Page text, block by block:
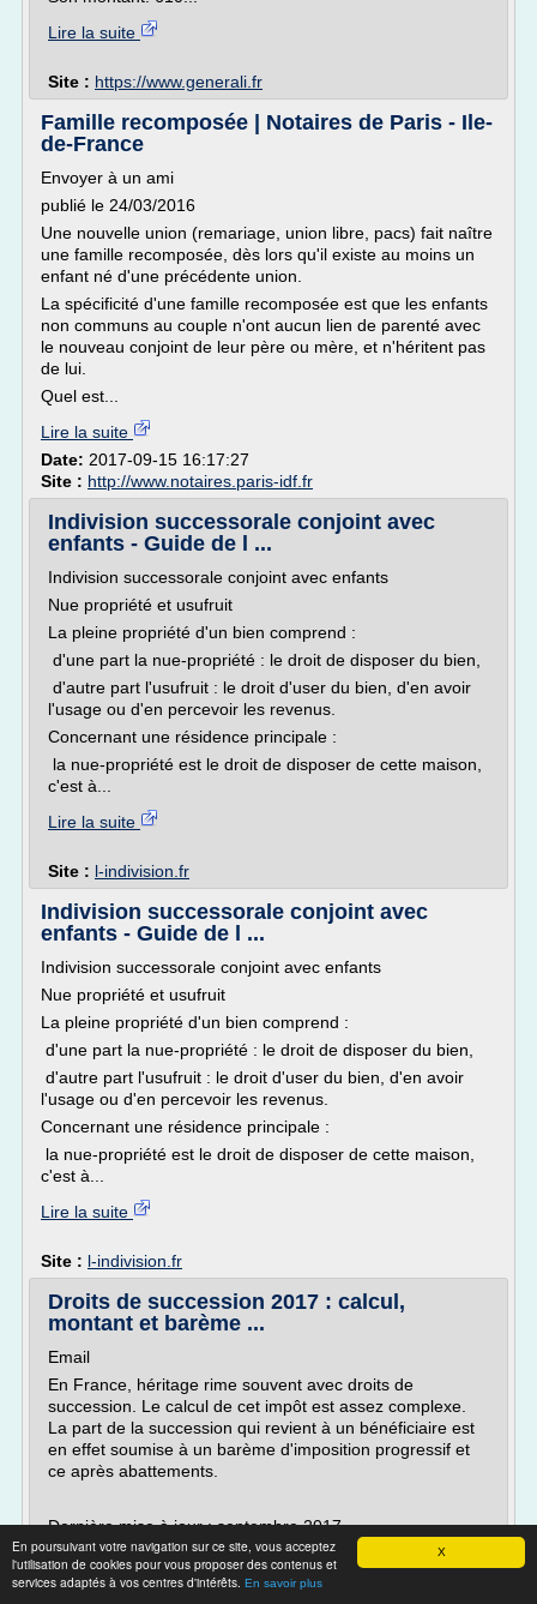
X
En poursuivant votre navigation sur ce site, vous acceptez
l'utilisation de cookies pour vous proposer des contenus et
services adaptés à vos centres d'intérêts. En savoir plus
Lire la suite
Site : https://www.generali.fr
Famille recomposée | Notaires de Paris - Ile-
de-France
Envoyer à un ami
publié le 24/03/2016
Une nouvelle union (remariage, union libre, pacs) fait naître
une famille recomposée, dès lors qu'il existe au moins un
enfant né d'une précédente union.
La spécificité d'une famille recomposée est que les enfants
non communs au couple n'ont aucun lien de parenté avec
le nouveau conjoint de leur père ou mère, et n'héritent pas
de lui.
Quel est...
Lire la suite
Date: 2017-09-15 16:17:27
Site : http://www.notaires.paris-idf.fr
Indivision successorale conjoint avec
enfants - Guide de l ...
Indivision successorale conjoint avec enfants
Nue propriété et usufruit
La pleine propriété d'un bien comprend :
d'une part la nue-propriété : le droit de disposer du bien,
d'autre part l'usufruit : le droit d'user du bien, d'en avoir
l'usage ou d'en percevoir les revenus.
Concernant une résidence principale :
la nue-propriété est le droit de disposer de cette maison,
c'est à...
Lire la suite
Site : l-indivision.fr
Indivision successorale conjoint avec
enfants - Guide de l ...
Indivision successorale conjoint avec enfants
Nue propriété et usufruit
La pleine propriété d'un bien comprend :
d'une part la nue-propriété : le droit de disposer du bien,
d'autre part l'usufruit : le droit d'user du bien, d'en avoir
l'usage ou d'en percevoir les revenus.
Concernant une résidence principale :
la nue-propriété est le droit de disposer de cette maison,
c'est à...
Lire la suite
Site : l-indivision.fr
Droits de succession 2017 : calcul,
montant et barème ...
Email
En France, héritage rime souvent avec droits de
succession. Le calcul de cet impôt est assez complexe.
La part de la succession qui revient à un bénéficiaire est
en effet soumise à un barème d'imposition progressif et
ce après abattements.
Dernière mise à jour : septembre 2017
Définition droits de succession